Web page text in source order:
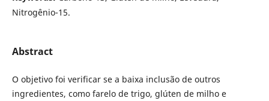
Nitrogênio-15.
Abstract
O objetivo foi verificar se a baixa inclusão de outros
ingredientes, como farelo de trigo, glúten de milho e